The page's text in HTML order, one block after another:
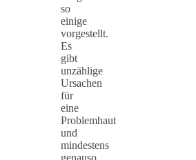
so
einige
vorgestellt.
Es
gibt
unzählige
Ursachen
für
eine
Problemhaut
und
mindestens